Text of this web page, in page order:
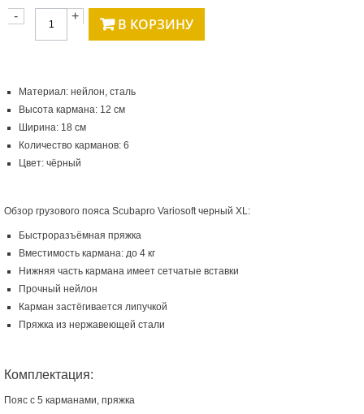
- + В КОРЗИНУ
Материал: нейлон, сталь
Высота кармана: 12 см
Ширина: 18 см
Количество карманов: 6
Цвет: чёрный
Обзор грузового пояса Scubapro Variosoft черный XL:
Быстроразъёмная пряжка
Вместимость кармана: до 4 кг
Нижняя часть кармана имеет сетчатые вставки
Прочный нейлон
Карман застёгивается липучкой
Пряжка из нержавеющей стали
Комплектация:
Пояс с 5 карманами, пряжка